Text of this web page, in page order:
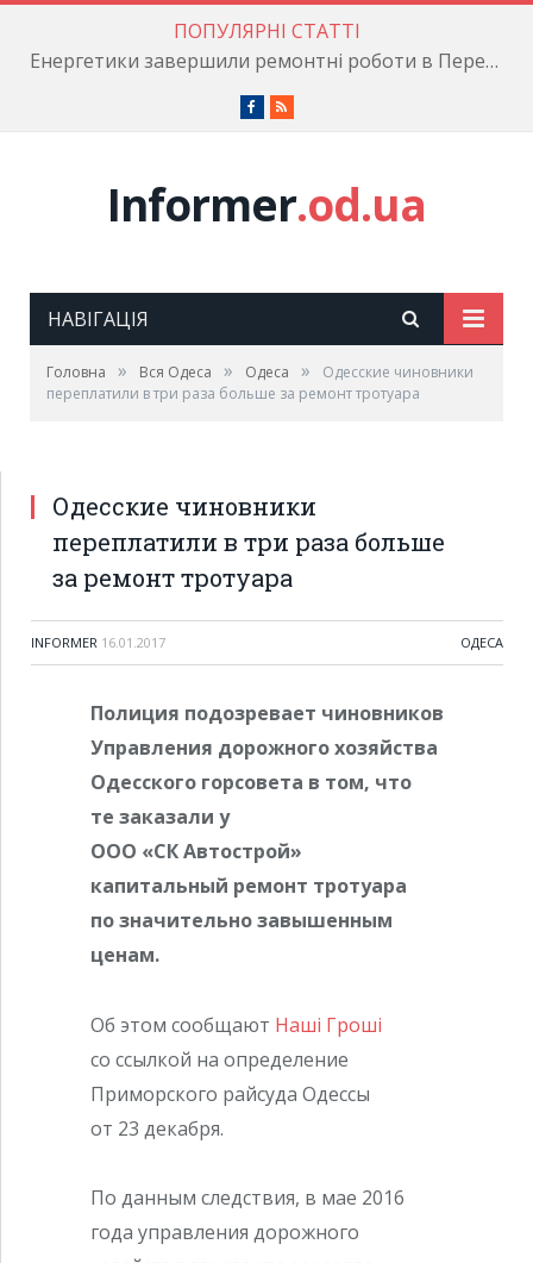
ПОПУЛЯРНІ СТАТТІ
Енергетики завершили ремонтні роботи в Пересипському районі
Facebook
RSS
Informer.od.ua
НАВІГАЦІЯ
Головна » Вся Одеса » Одеса »
Одесские чиновники
переплатили в три раза больше за ремонт тротуара
Одесские чиновники
переплатили в три раза больше
за ремонт тротуара
INFORMER 16.01.2017 ОДЕСА
Полиция подозревает чиновников
Управления дорожного хозяйства
Одесского горсовета в том, что
те заказали у
ООО «СК Автострой»
капитальный ремонт тротуара
по значительно завышенным
ценам.
Об этом сообщают Наші Гроші
со ссылкой на определение
Приморского райсуда Одессы
от 23 декабря.
По данным следствия, в мае 2016
года управления дорожного